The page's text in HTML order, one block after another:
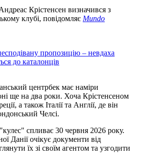
Крістенсен визначився з
клубі, повідомляє Mundo
пропозицію – невдаха
до каталонців
центрбек має наміри
ще на два роки. Хоча Крістенсеном
а також Італії та Англії, де він
Челсі.
спливає 30 червня 2026 року.
Данії очікує документи від
їх зі своїм агентом та узгодити